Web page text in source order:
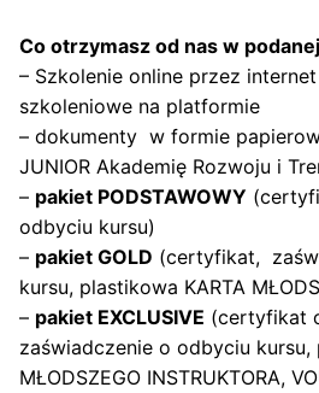
Co otrzymasz od nas w
– Szkolenie online przez
szkoleniowe na platformie
– dokumenty w formie
JUNIOR Akademię Rozwoju i
– pakiet PODSTAWOWY
odbyciu kursu)
– pakiet GOLD (certyfikat,
kursu, plastikowa KARTA
– pakiet EXCLUSIVE (certyfikat
zaświadczenie o odbyciu kursu,
MŁODSZEGO INSTRUKTORA,